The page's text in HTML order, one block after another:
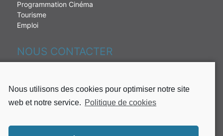
Nous utilisons des cookies pour optimiser notre site
web et notre service. Politique de cookies
Programmation Cinéma
Tourisme
Emploi
NOUS CONTACTER
Tél : 02 62 51 49 10